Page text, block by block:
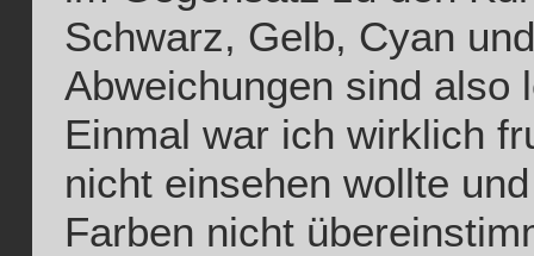
Schwarz, Gelb, Cyan
Abweichungen sind also
Einmal war ich wirklich
nicht einsehen wollte
Farben nicht